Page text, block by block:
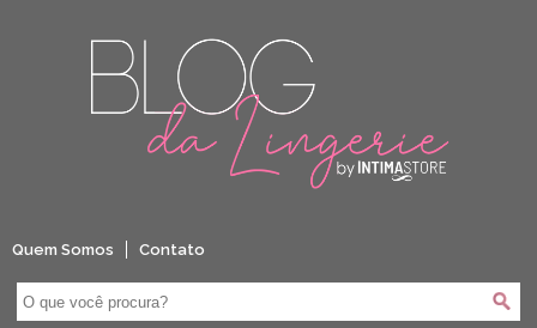
Quem Somos Contato